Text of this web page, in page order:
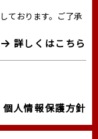
ております。ご了承
詳しくはこちら
個人情報保護方針